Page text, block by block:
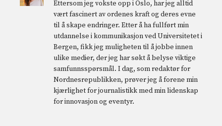
Ettersom jeg vokste opp i Oslo, har jeg alltid
vært fascinert av ordenes kraft og deres evne
til å skape endringer. Etter å ha fullført min
utdannelse i kommunikasjon ved Universitetet i
Bergen, fikk jeg muligheten til å jobbe innen
ulike medier, der jeg har søkt å belyse viktige
samfunnsspørsmål. I dag, som redaktør for
Nordnesrepublikken, prøver jeg å forene min
kjærlighet for journalistikk med min lidenskap
for innovasjon og eventyr.